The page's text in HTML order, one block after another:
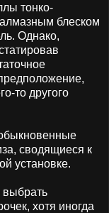
тонко-
блеском
Однако,
то другого
сводящиеся к
установке.
выбрать
хотя иногда